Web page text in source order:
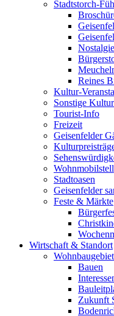
Stadtstorch-
Reines
Kultur-
Sonstige
Tourist-Info
Freizeit
Geisenfelder
Stadtoasen
Geisenfelder
Feste & Märkte
Wirtschaft & Standort
Bauen
Zukunft